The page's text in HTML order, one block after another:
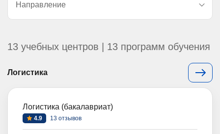
Направление
13 учебных центров | 13 программ обучения
Логистика
Логистика (бакалавриат)
4.9 13 отзывов